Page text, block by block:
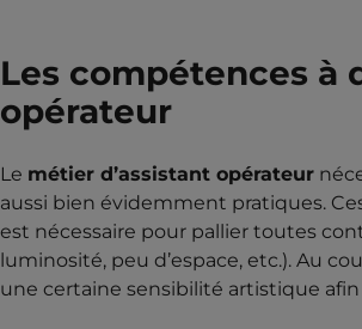
Les compétences à
opérateur
Le métier d’assistant opérateur
aussi bien évidemment pratiques.
est nécessaire pour pallier toutes
luminosité, peu d’espace, etc.). Au
une certaine sensibilité artistique